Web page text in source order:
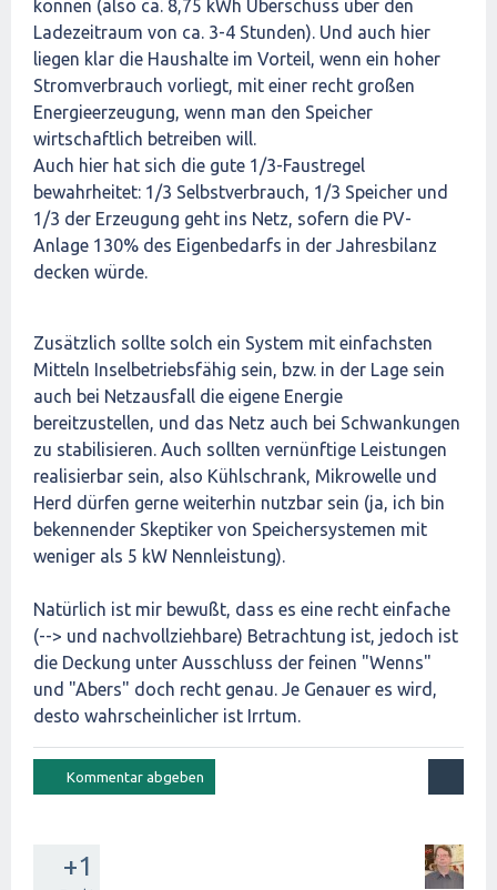
können (also ca. 8,75 kWh Überschuss über den
Ladezeitraum von ca. 3-4 Stunden). Und auch hier
liegen klar die Haushalte im Vorteil, wenn ein hoher
Stromverbrauch vorliegt, mit einer recht großen
Energieerzeugung, wenn man den Speicher
wirtschaftlich betreiben will.
Auch hier hat sich die gute 1/3-Faustregel
bewahrheitet: 1/3 Selbstverbrauch, 1/3 Speicher und
1/3 der Erzeugung geht ins Netz, sofern die PV-
Anlage 130% des Eigenbedarfs in der Jahresbilanz
decken würde.
Zusätzlich sollte solch ein System mit einfachsten
Mitteln Inselbetriebsfähig sein, bzw. in der Lage sein
auch bei Netzausfall die eigene Energie
bereitzustellen, und das Netz auch bei Schwankungen
zu stabilisieren. Auch sollten vernünftige Leistungen
realisierbar sein, also Kühlschrank, Mikrowelle und
Herd dürfen gerne weiterhin nutzbar sein (ja, ich bin
bekennender Skeptiker von Speichersystemen mit
weniger als 5 kW Nennleistung).
Natürlich ist mir bewußt, dass es eine recht einfache
(--> und nachvollziehbare) Betrachtung ist, jedoch ist
die Deckung unter Ausschluss der feinen "Wenns"
und "Abers" doch recht genau. Je Genauer es wird,
desto wahrscheinlicher ist Irrtum.
+1